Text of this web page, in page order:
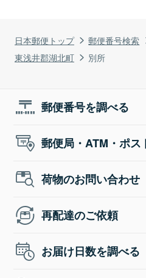
日本郵便トップ 郵便番号検索
東浅井郡湖北町
別所
郵便番号を調べる
郵便局・ATM・ポス
荷物のお問い合わせ
再配達のご依頼
お届け日数を調べる